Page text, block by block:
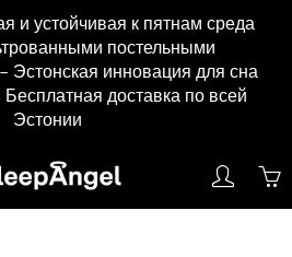
и устойчивая к пятнам среда
постельными
Эстонская инновация для сна
доставка по всей
Эстонии